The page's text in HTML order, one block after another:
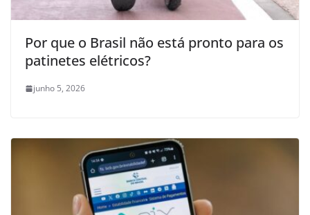
Por que o Brasil não está pronto para os
patinetes elétricos?
junho 5, 2026